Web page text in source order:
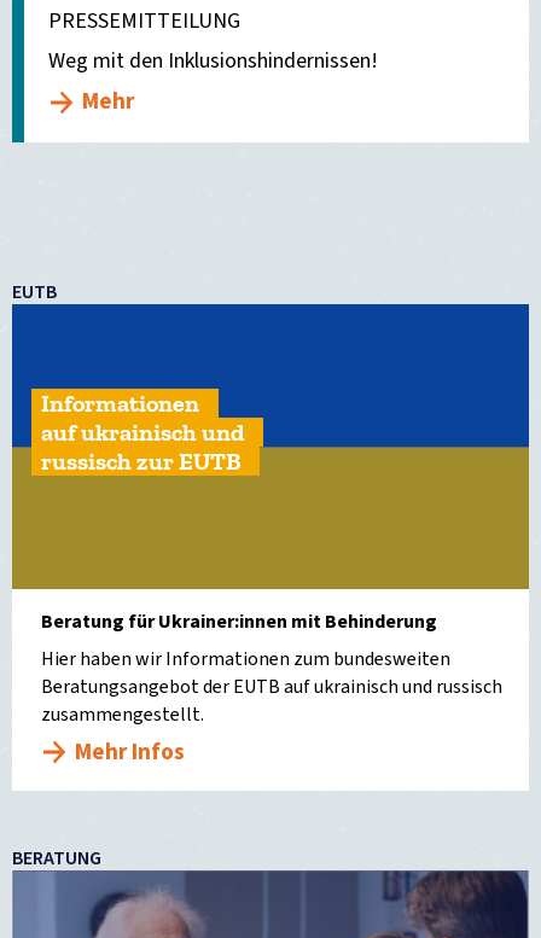
PRESSEMITTEILUNG
Weg mit den Inklusionshindernissen!
Mehr
EUTB
Informationen
auf ukrainisch und
russisch zur EUTB
Beratung für Ukrainer:innen mit Behinderung
Hier haben wir Informationen zum bundesweiten
Beratungsangebot der EUTB auf ukrainisch und russisch
zusammengestellt.
Mehr Infos
BERATUNG